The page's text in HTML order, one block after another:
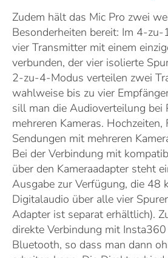
Zudem hält das Mic Pro zwei
Besonderheiten bereit: Im 4-
vier Transmitter mit einem
verbunden, der vier isolierte
2-zu-4-Modus verteilen zwei
wahlweise bis zu vier
sill man die Audioverteilung bei
mehreren Kameras.
Sendungen mit mehreren
Bei der Verbindung mit
über den Kameraadapter steht
Ausgabe zur Verfügung, die 48
Digitalaudio über alle vier
Adapter ist separat erhältlich).
direkte Verbindung mit Insta360
Bluetooth, so dass man dann